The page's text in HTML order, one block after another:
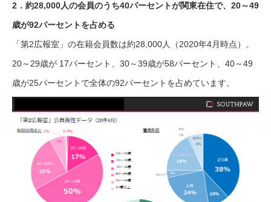
2．約28,000人の会員のうち40パーセントが関東在住で、20～49
歳が92パーセントを占める
「第2広報室」の在籍会員数は約28,000人（2020年4月時点）。
20～29歳が 17パーセント、30～39歳が58パーセント、40～49
歳が25パーセントで全体の92パーセントを占めています。